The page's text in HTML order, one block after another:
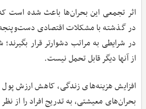
اثر تجمعی این بحران‌ها باعث شده است که
در گذشته با مشکلات اقتصادی دست‌وپنجه
در شرایطی به مراتب دشوارتر قرار
از آنها دیگر قابل ‌تحمل نیست.
افزایش هزینه‌های زندگی، کاهش ارزش پول
بحران‌های معیشتی، به تدریج افراد را از